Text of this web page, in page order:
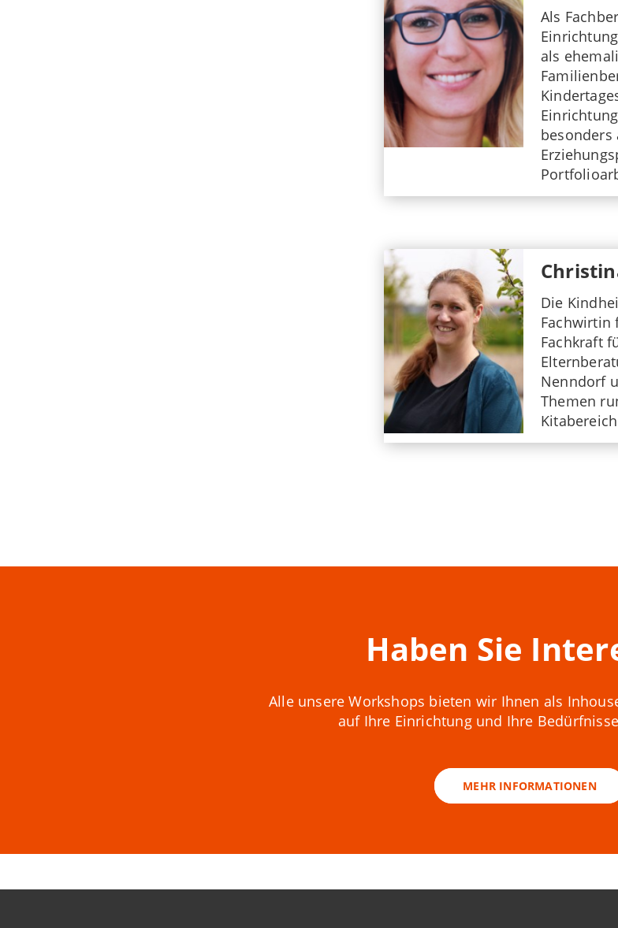
Als
als
besonders
Die
Fachwirtin
Fachkraft
Nenndorf
Themen
Haben Sie
Alle unsere Workshops bieten wir Ihnen als
auf Ihre Einrichtung und Ihre
MEHR INFORMATIONEN